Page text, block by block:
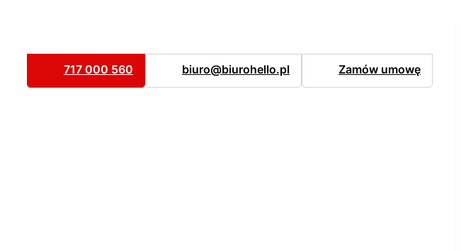
717 000 560 biuro@biurohello.pl Zamów umowę